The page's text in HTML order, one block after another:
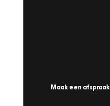
Maak een afspraak